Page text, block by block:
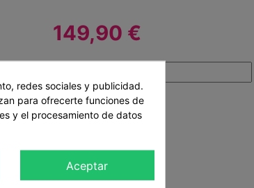
149,90 €
redes sociales y publicidad.
para ofrecerte funciones de
y el procesamiento de datos
Aceptar